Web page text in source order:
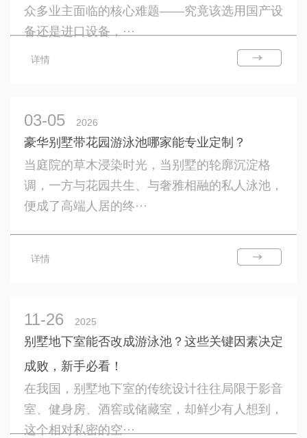
众多业主面临的核心难题——究竟该选用国产设
备还是进口设备，···
详情
03-05 2026
豪华别墅带花园游泳池哪家能专业定制？
当庭院的草木浸染时光，当别墅的轮廓沉淀格
调，一方与花园共生、与奢雅相融的私人泳池，
便成了高端人居的终···
详情
11-26 2025
别墅地下室能否改成游泳池？这些关键因素决定
成败，新手必看！
在我国，别墅地下室的传统设计往往局限于影音
室、健身房、酒窖或储藏室，却鲜少有人想到，
这个相对私密的空···